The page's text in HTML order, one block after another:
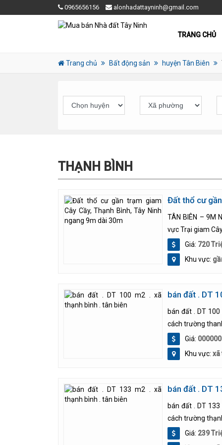
0965656156 alonhadattayninh@gmail.com
TRANG CHỦ
Trang chủ Bất động sản huyện Tân Biên
THẠNH BÌNH
Đất thổ cư
TÂN BIÊN – 9M
vực Trại giam
Giá: 720
Khu vực:
bán đất . DT
bán đất . DT
cách trường thanh
Giá: 000000
Khu vực: xã
bán đất . DT
bán đất . DT
cách trường thạnh
Giá: 239